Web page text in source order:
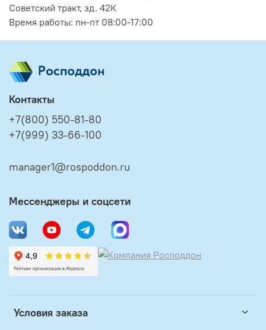
Советский тракт, зд. 42К
Время работы: пн-пт 08:00-17:00
Условия заказа
Контакты
+7(800) 550-81-80
+7(999) 33-66-100
manager1@rospoddon.ru
Мессенджеры и соцсети